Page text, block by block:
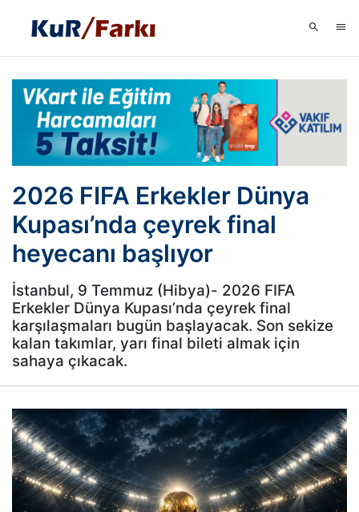
2026 FIFA Erkekler Dünya
Kupası’nda çeyrek final
heyecanı başlıyor
İstanbul, 9 Temmuz (Hibya)- 2026 FIFA
Erkekler Dünya Kupası’nda çeyrek final
karşılaşmaları bugün başlayacak. Son sekize
kalan takımlar, yarı final bileti almak için
sahaya çıkacak.